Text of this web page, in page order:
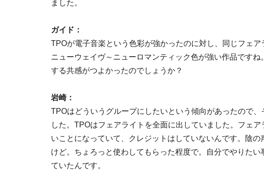
ました。
ガイド：
TPOが電子音楽という色彩が強かったのに対し、同じフェ
ニューウェイヴ～ニューロマンティック色が強い作品です
する共感がつよかったのでしょうか？
岩崎：
TPOはどういうグループにしたいという傾向があったので
した。TPOはフェアライトを全面に出していました。フェ
いことになっていて、クレジットはしていないんです。陰
けど。ちょろっと使わしてもらった程度で。自分でやりた
ていたんです。